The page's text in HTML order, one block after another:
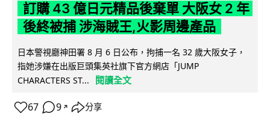
訂購 43 億日元精品後棄單 大阪女 2 年
後終被捕 涉海賊王,火影周邊產品
日本警視廳神田署 8 月 6 日公布，拘捕一名 32 歲大阪女子，
指她涉嫌在出版巨頭集英社旗下官方網店「JUMP
CHARACTERS ST...
閱讀全文
67 9 ↗ 分享